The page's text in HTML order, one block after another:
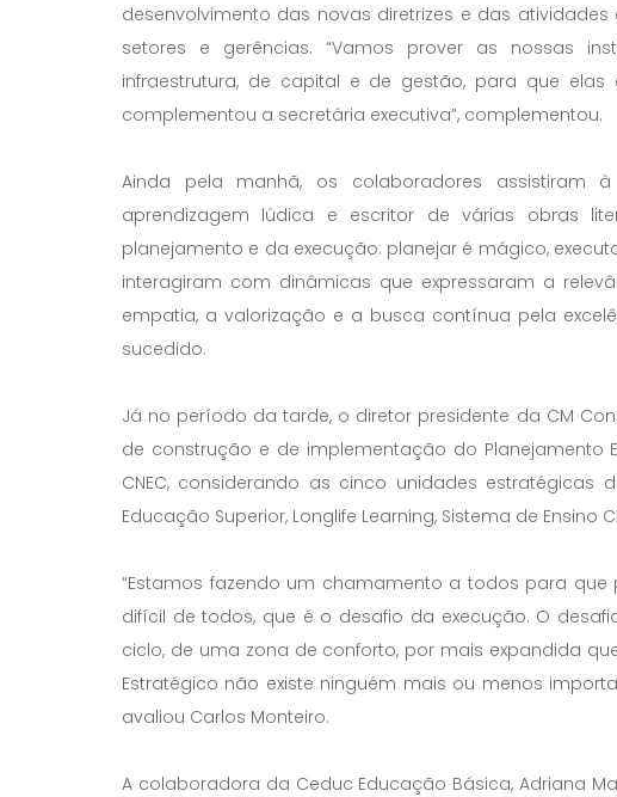
desenvolvimento das novas diretrizes e das
setores e gerências. “Vamos prover as nossas
infraestrutura, de capital e de gestão, para que
complementou a secretária executiva”, complementou.
Ainda pela manhã, os colaboradores assistiram
aprendizagem lúdica e escritor de várias obras
planejamento e da execução: planejar é mágico,
interagiram com dinâmicas que expressaram a
empatia, a valorização e a busca contínua pela
sucedido.
Já no período da tarde, o diretor presidente da CM
de construção e de implementação do Planejamento
CNEC, considerando as cinco unidades estratégicas
Educação Superior, Longlife Learning, Sistema de Ensino
“Estamos fazendo um chamamento a todos para
difícil de todos, que é o desafio da execução. O
ciclo, de uma zona de conforto, por mais expandida
Estratégico não existe ninguém mais ou menos
avaliou Carlos Monteiro.
A colaboradora da Ceduc Educação Básica, Adriana